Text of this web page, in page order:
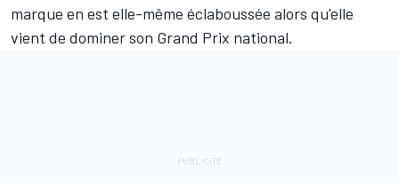
marque en est elle-même éclaboussée alors qu'elle
vient de dominer son Grand Prix national.